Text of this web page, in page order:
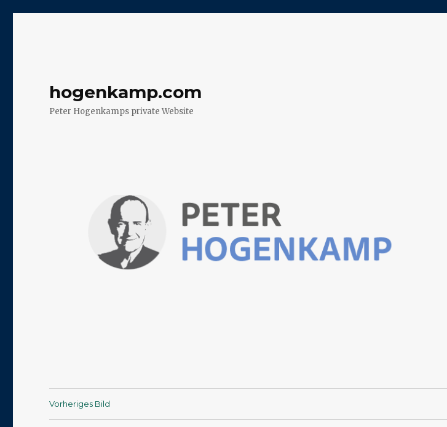
hogenkamp.com
Peter Hogenkamps private Website
Vorheriges Bild